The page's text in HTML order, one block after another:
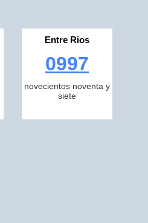
Entre Rios
0997
novecientos noventa y
siete